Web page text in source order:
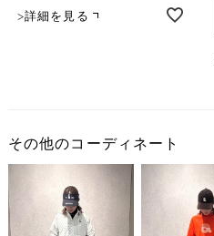
詳細を見る
その他のコーディネート